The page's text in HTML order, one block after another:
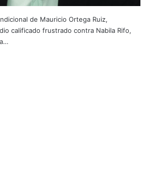
de Mauricio Ortega Ruiz,
calificado frustrado contra Nabila Rifo,